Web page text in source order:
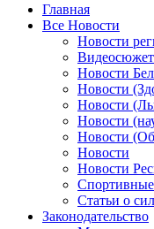
Главная
Все Новости
Новости
Новости
Новости
Новости
Новости
Новости
Новости
Новости
Статьи о
Законодательство